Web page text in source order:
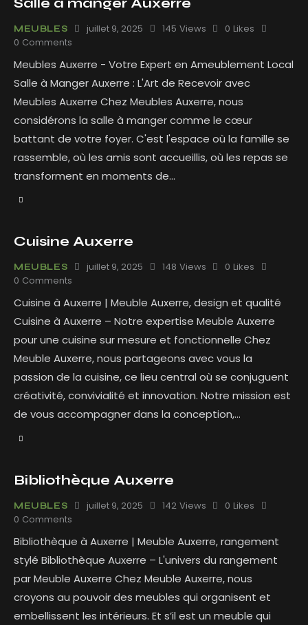
MEUBLES juillet 9, 2025 145 Views 0 Likes
0 Comments
Meubles Auxerre - Votre Expert en Ameublement Local
Salle à Manger Auxerre : L'Art de Recevoir avec
Meubles Auxerre Chez Meubles Auxerre, nous
considérons la salle à manger comme le cœur
battant de votre foyer. C'est l'espace où la famille se
rassemble, où les amis sont accueillis, où les repas se
transforment en moments de…
Cuisine Auxerre
MEUBLES juillet 9, 2025 148 Views 0 Likes
0 Comments
Cuisine à Auxerre | Meuble Auxerre, design et qualité
Cuisine à Auxerre – Notre expertise Meuble Auxerre
pour une cuisine sur mesure et fonctionnelle Chez
Meuble Auxerre, nous partageons avec vous la
passion de la cuisine, ce lieu central où se conjuguent
créativité, convivialité et innovation. Notre mission est
de vous accompagner dans la conception,…
Bibliothèque Auxerre
MEUBLES juillet 9, 2025 142 Views 0 Likes
0 Comments
Bibliothèque à Auxerre | Meuble Auxerre, rangement
stylé Bibliothèque Auxerre – L'univers du rangement
par Meuble Auxerre Chez Meuble Auxerre, nous
croyons au pouvoir des meubles qui organisent et
embellissent les intérieurs. Et s’il est un meuble qui